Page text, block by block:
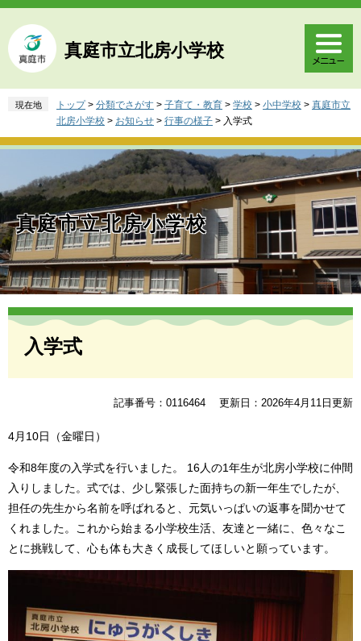
ペ
ジ
の
頭
。
メ
ュ
ー
飛
て
へ
真庭市立北房小学校
現在地 トップ > 分類でさがす > 子育て・教育 > 学校 > 小中学校 > 真庭市立
北房小学校 > お知らせ > 行事の様子 > 入学式
真庭市立北房小学校
本
入学式
記事番号：0116464 更新日：2026年4月11日更新
4月10日（金曜日）
令和8年度の入学式を行いました。 16人の1年生が北房小学校に仲間
入りしました。式では、少し緊張した面持ちの新一年生でしたが、
担任の先生から名前を呼ばれると、元気いっぱいの返事を聞かせて
くれました。これから始まる小学校生活、友達と一緒に、色々なこ
とに挑戦して、心も体も大きく成長してほしいと願っています。